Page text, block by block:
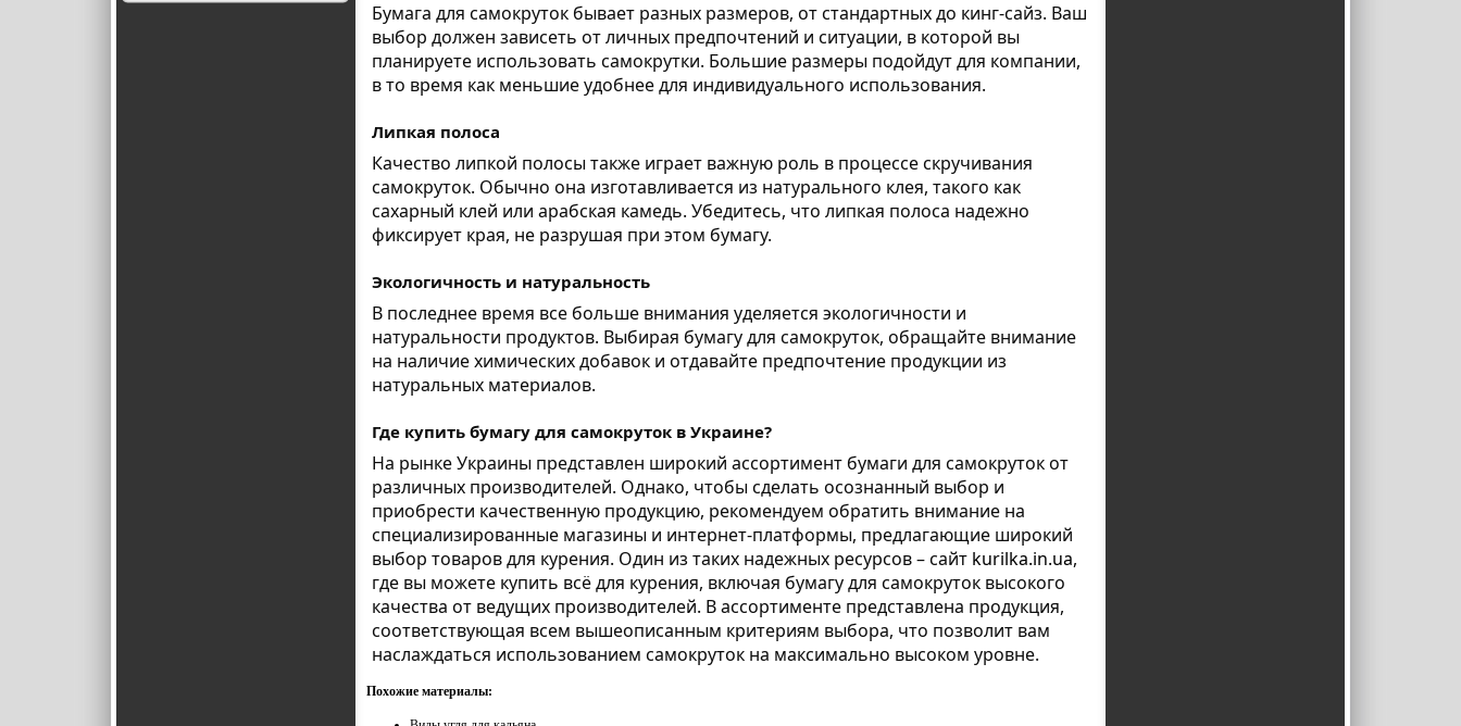
Бумага для самокруток бывает разных размеров, от стандартных до кинг-сайз. Ваш
выбор должен зависеть от личных предпочтений и ситуации, в которой вы
планируете использовать самокрутки. Большие размеры подойдут для компании,
в то время как меньшие удобнее для индивидуального использования.
Липкая полоса
Качество липкой полосы также играет важную роль в процессе скручивания
самокруток. Обычно она изготавливается из натурального клея, такого как
сахарный клей или арабская камедь. Убедитесь, что липкая полоса надежно
фиксирует края, не разрушая при этом бумагу.
Экологичность и натуральность
В последнее время все больше внимания уделяется экологичности и
натуральности продуктов. Выбирая бумагу для самокруток, обращайте внимание
на наличие химических добавок и отдавайте предпочтение продукции из
натуральных материалов.
Где купить бумагу для самокруток в Украине?
На рынке Украины представлен широкий ассортимент бумаги для самокруток от
различных производителей. Однако, чтобы сделать осознанный выбор и
приобрести качественную продукцию, рекомендуем обратить внимание на
специализированные магазины и интернет-платформы, предлагающие широкий
выбор товаров для курения. Один из таких надежных ресурсов – сайт kurilka.in.ua,
где вы можете купить всё для курения, включая бумагу для самокруток высокого
качества от ведущих производителей. В ассортименте представлена продукция,
соответствующая всем вышеописанным критериям выбора, что позволит вам
наслаждаться использованием самокруток на максимально высоком уровне.
Похожие материалы: